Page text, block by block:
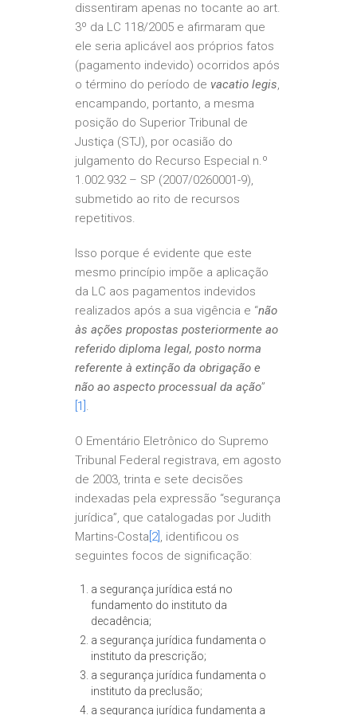
dissentiram apenas no tocante ao art.
3º da LC 118/2005 e afirmaram que
ele seria aplicável aos próprios fatos
(pagamento indevido) ocorridos após
o término do período de vacatio legis,
encampando, portanto, a mesma
posição do Superior Tribunal de
Justiça (STJ), por ocasião do
julgamento do Recurso Especial n.º
1.002.932 – SP (2007/0260001-9),
submetido ao rito de recursos
repetitivos.
Isso porque é evidente que este
mesmo princípio impõe a aplicação
da LC aos pagamentos indevidos
realizados após a sua vigência e “não
às ações propostas posteriormente ao
referido diploma legal, posto norma
referente à extinção da obrigação e
não ao aspecto processual da ação”
[1] .
O Ementário Eletrônico do Supremo
Tribunal Federal registrava, em agosto
de 2003, trinta e sete decisões
indexadas pela expressão “segurança
jurídica”, que catalogadas por Judith
Martins-Costa [2], identificou os
seguintes focos de significação:
a segurança jurídica está no
fundamento do instituto da
decadência;
a segurança jurídica fundamenta o
instituto da prescrição;
a segurança jurídica fundamenta o
instituto da preclusão;
a segurança jurídica fundamenta a